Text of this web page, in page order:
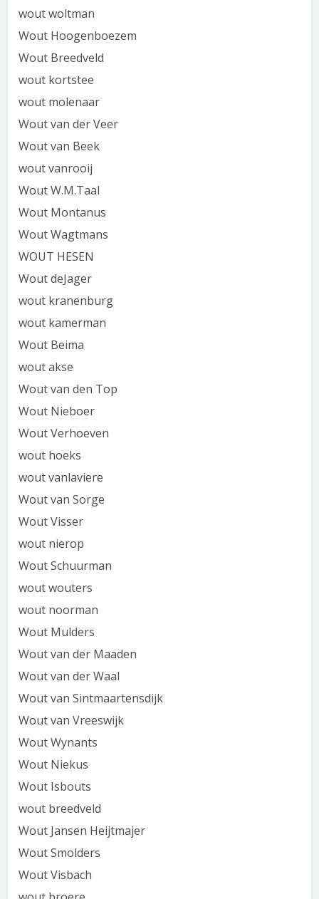
wout woltman
Wout Hoogenboezem
Wout Breedveld
wout kortstee
wout molenaar
Wout van der Veer
Wout van Beek
wout vanrooij
Wout W.M.Taal
Wout Montanus
Wout Wagtmans
WOUT HESEN
Wout deJager
wout kranenburg
wout kamerman
Wout Beima
wout akse
Wout van den Top
Wout Nieboer
Wout Verhoeven
wout hoeks
wout vanlaviere
Wout van Sorge
Wout Visser
wout nierop
Wout Schuurman
wout wouters
wout noorman
Wout Mulders
Wout van der Maaden
Wout van der Waal
Wout van Sintmaartensdijk
Wout van Vreeswijk
Wout Wynants
Wout Niekus
Wout Isbouts
wout breedveld
Wout Jansen Heijtmajer
Wout Smolders
Wout Visbach